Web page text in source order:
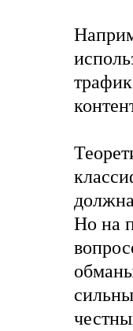
Но на